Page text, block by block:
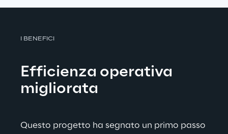
I BENEFICI
Efficienza operativa
migliorata
Questo progetto ha segnato un primo passo